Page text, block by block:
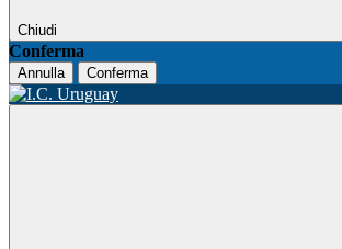
Chiudi
Conferma
Annulla Conferma